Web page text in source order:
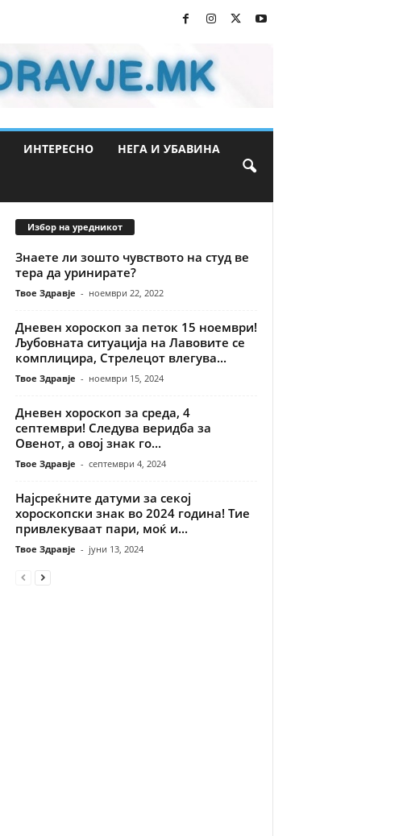
ИНТЕРЕСНО НЕГА И УБАВИНА
Избор на уредникот
Знаете ли зошто чувството на студ ве
тера да уринирате?
Твое Здравје - ноември 22, 2022
Дневен хороскоп за петок 15 ноември!
Љубовната ситуација на Лавовите се
комплицира, Стрелецот влегува...
Твое Здравје - ноември 15, 2024
Дневен хороскоп за среда, 4
септември! Следува веридба за
Овенот, а овој знак го...
Твое Здравје - септември 4, 2024
Најсреќните датуми за секој
хороскопски знак во 2024 година! Тие
привлекуваат пари, моќ и...
Твое Здравје - јуни 13, 2024